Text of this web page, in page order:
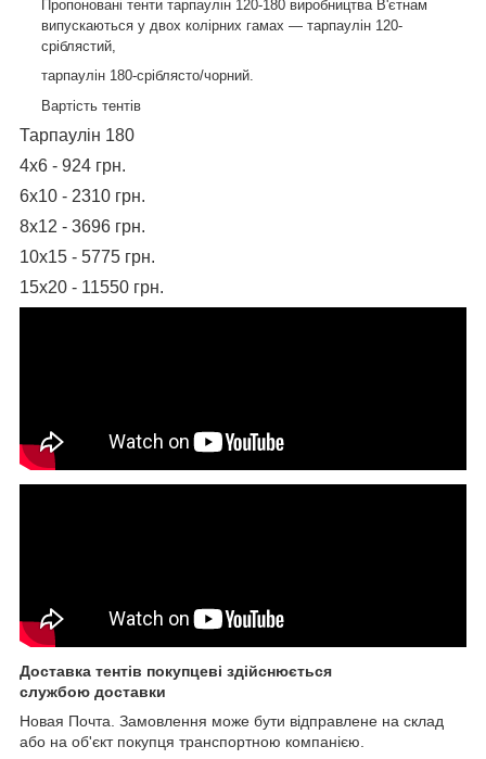
Пропоновані тенти тарпаулін 120-180 виробництва В'єтнам
випускаються у двох колірних гамах — тарпаулін 120-
сріблястий,
тарпаулін 180-сріблясто/чорний.
Вартість тентів
Тарпаулін 180
4х6 - 924 грн.
6х10 - 2310 грн.
8х12 - 3696 грн.
10х15 - 5775 грн.
15х20 - 11550 грн.
Доставка тентів покупцеві здійснюється
службою доставки
Новая Почта. Замовлення може бути відправлене на склад
або на об'єкт покупця транспортною компанією.